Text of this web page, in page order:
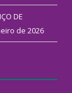
DE
de 2026